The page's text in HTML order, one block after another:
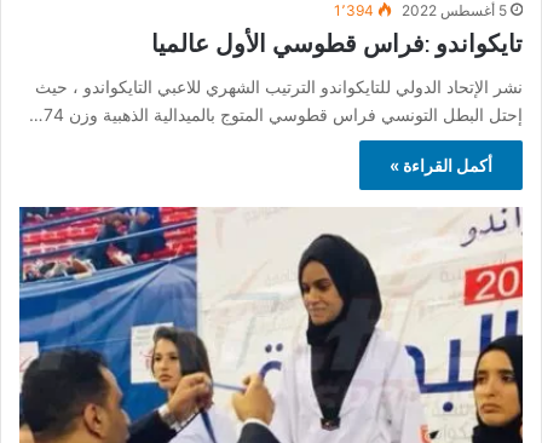
5 أغسطس 2022 1٬394
تايكواندو :فراس قطوسي الأول عالميا
نشر الإتحاد الدولي للتايكواندو الترتيب الشهري للاعبي التايكواندو ، حيث
إحتل البطل التونسي فراس قطوسي المتوج بالميدالية الذهبية وزن 74…
أكمل القراءة »